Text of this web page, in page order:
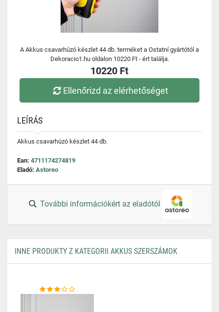
A Akkus csavarhúzó készlet 44 db. terméket a Ostatní gyártótól a
Dekoracio1.hu oldalon 10220 Ft - ért találja.
10220 Ft
Ellenőrizd az elérhetőséget
LEÍRÁS
Akkus csavarhúzó készlet 44 db.
Ean: 4711174274819
Eladó: Astoreo
További információkért az eladótól
INNE PRODUKTY Z KATEGORII AKKUS SZERSZÁMOK